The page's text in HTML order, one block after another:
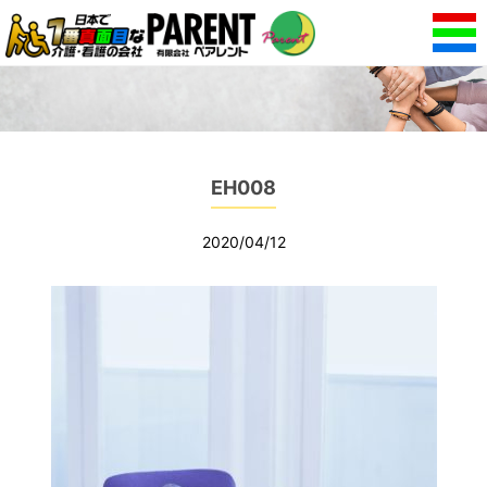
EH008
2020/04/12